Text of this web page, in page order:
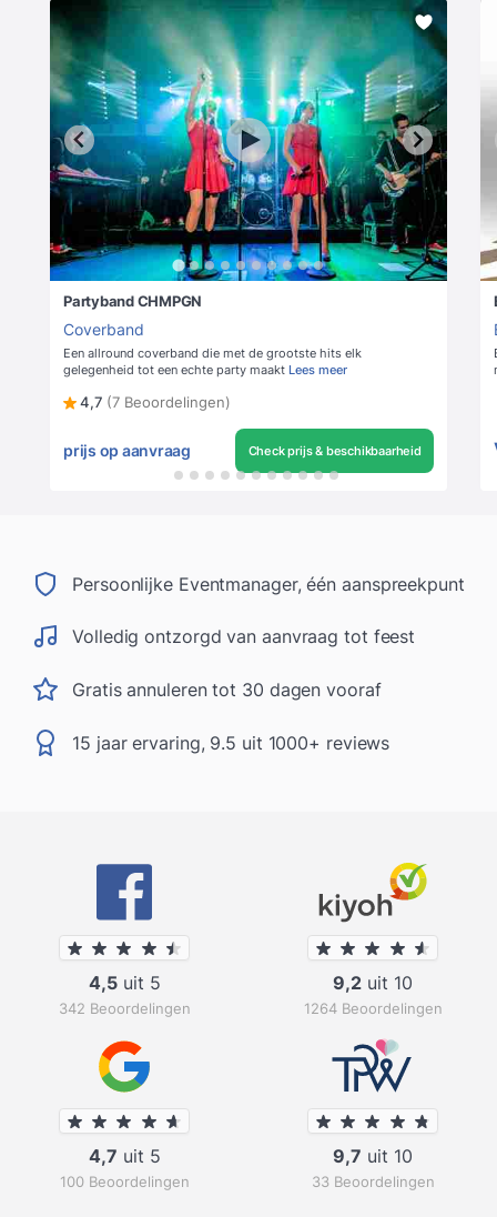
Partyband CHMPGN
Coverband
Een allround coverband die met de grootste hits elk
gelegenheid tot een echte party maakt Lees meer
4,7 (7 Beoordelingen)
prijs op aanvraag Check prijs & beschikbaarheid
Persoonlijke Eventmanager, één aanspreekpunt
Volledig ontzorgd van aanvraag tot feest
Gratis annuleren tot 30 dagen vooraf
15 jaar ervaring, 9.5 uit 1000+ reviews
4,5uit 5
342 Beoordelingen
9,2 uit 10
1264 Beoordelingen
4,7 uit 5
100 Beoordelingen
9,7 uit 10
33 Beoordelingen